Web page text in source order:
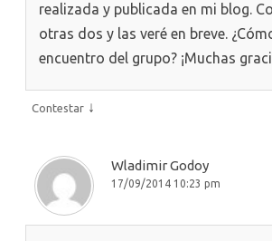
realizada y publicada en mi blog.
otras dos y las veré en breve.
encuentro del grupo? ¡Muchas
Contestar ↓
Wladimir Godoy
17/09/2014 10:23 pm